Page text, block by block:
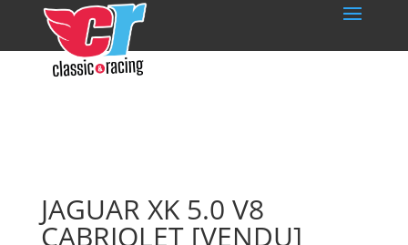
JAGUAR XK 5.0 V8
CABRIOLET [VENDU]